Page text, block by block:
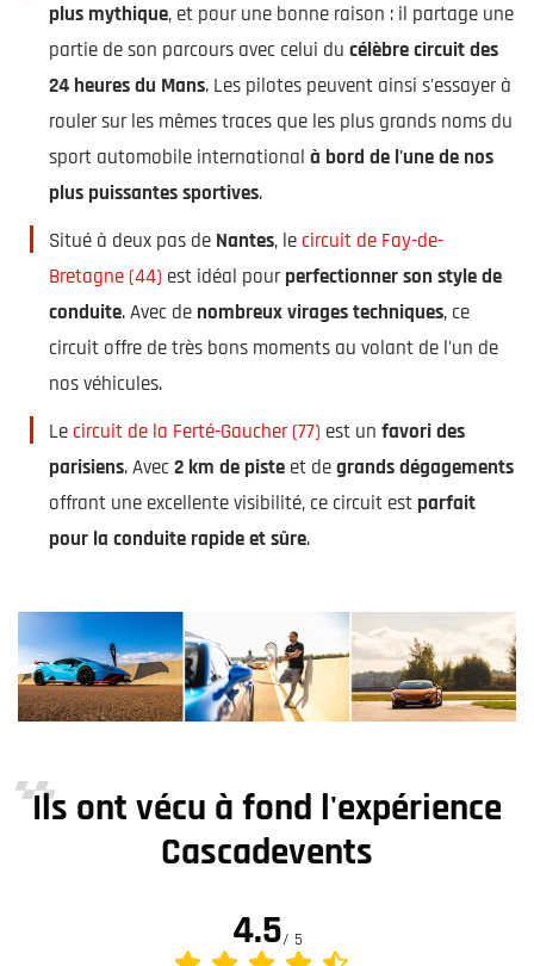
plus mythique, et pour une bonne raison : il partage une
partie de son parcours avec celui du célèbre circuit des
24 heures du Mans. Les pilotes peuvent ainsi s'essayer à
rouler sur les mêmes traces que les plus grands noms du
sport automobile international à bord de l'une de nos
plus puissantes sportives.
Situé à deux pas de Nantes, le circuit de Fay-de-
Bretagne (44) est idéal pourperfectionner son style de
conduite. Avec de nombreux virages techniques, ce
circuit offre de très bons moments au volant de l'un de
nos véhicules.
Le circuit de la Ferté-Gaucher (77) est un favori des
parisiens. Avec2 km de piste et degrands dégagements
offrant une excellente visibilité, ce circuit est parfait
pour la conduite rapide et sûre.
Ils ont vécu à fond l'expérience
Cascadevents
4.5/ 5